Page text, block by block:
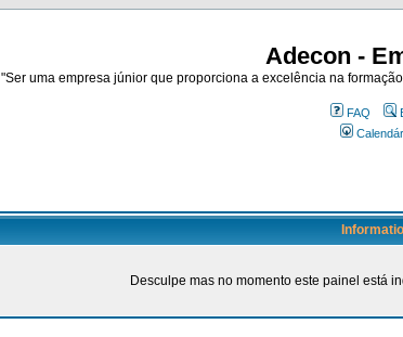
Adecon -
"Ser uma empresa júnior que proporciona a excelência na
FAQ
Desculpe mas no momento este painel está